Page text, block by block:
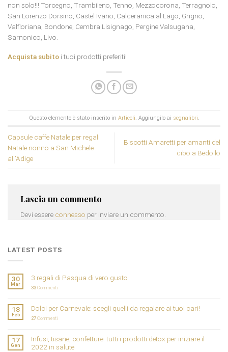
non solo!!! Torcegno, Trambileno, Tenno, Mezzocorona, Terragnolo,
San Lorenzo Dorsino, Castel Ivano, Calceranica al Lago, Grigno,
Valfloriana, Bondone, Cembra Lisignago, Pergine Valsugana,
Sarnonico, Livo.
Acquista subito i tuoi prodotti preferiti!
Questo elemento è stato inserito in Articoli. Aggiungilo ai segnalibri.
Capsule caffe Natale per regali
Natale nonno a San Michele
all’Adige
Biscotti Amaretti per amanti del
cibo a Bedollo
Lascia un commento
Devi essere connesso per inviare un commento.
LATEST POSTS
30
Mar
3 regali di Pasqua di vero gusto
33Commenti
18
Feb
Dolci per Carnevale: scegli quelli da regalare ai tuoi cari!
27Commenti
17
Gen
Infusi, tisane, confetture: tutti i prodotti detox per iniziare il
2022 in salute